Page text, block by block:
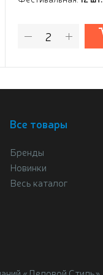
Все товары
Бренды
Новинки
Весь каталог